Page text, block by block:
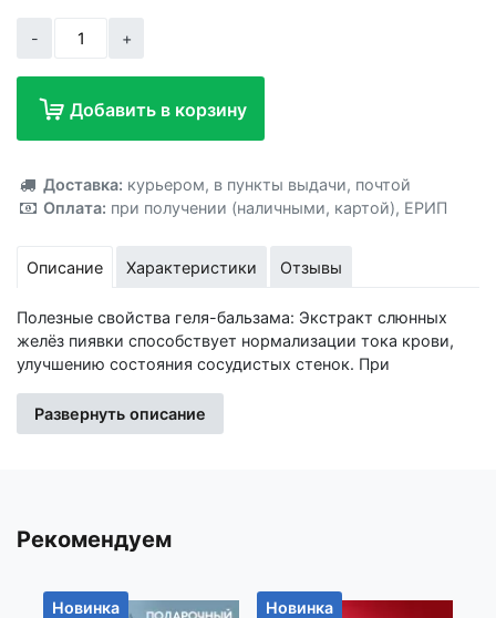
- +
Добавить в корзину
Доставка: курьером, в пункты выдачи, почтой
Оплата: при получении (наличными, картой), ЕРИП
Описание Характеристики Отзывы
Полезные свойства геля-бальзама: Экстракт слюнных
желёз пиявки способствует нормализации тока крови,
улучшению состояния сосудистых стенок. При
облегчить неприятные ощущения, ослабит
воспалительные процессы. Конский каштан (эскулус)
ног. Троксерутин обладает венотонизирующим,
противовоспалительным, противоотёчным действием.
способствует снятию ощущения тяжести в ногах. Меры
Развернуть описание
Рекомендуем
Новинка
Новинка